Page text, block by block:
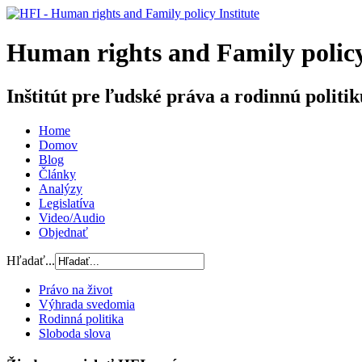
Human rights and Family
Inštitút pre ľudské práva a rodinnú
Home
Domov
Blog
Články
Analýzy
Legislatíva
Video/Audio
Objednať
Hľadať...
Právo na život
Výhrada svedomia
Rodinná politika
Sloboda slova